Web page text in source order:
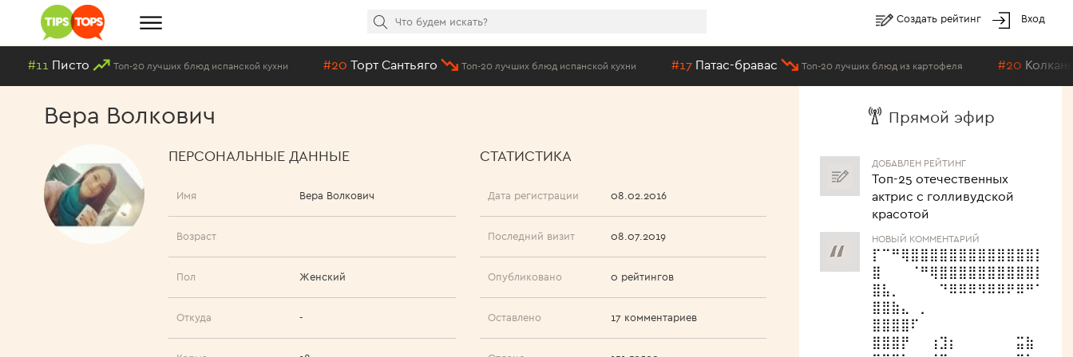
Создать рейтинг Вход
Писто Топ-20 лучших блюд испанской кухни Торт Сантьяго Топ-20 лучших блюд испанской кухни Патас-бравас Топ-20 лучших блюд из картофеля Колканнон
Вера Волкович
ПЕРСОНАЛЬНЫЕ ДАННЫЕ
Имя Вера Волкович
Возраст
Пол Женский
Откуда -
СТАТИСТИКА
Дата регистрации 08.02.2016
Последний визит 08.07.2019
Опубликовано 0 рейтингов
Оставлено 17 комментариев
Прямой эфир
Сага Норен (София Хелин)
Лучший сериальный персонаж в
ДОБАВЛЕН РЕЙТИНГ
Топ-25 отечественных
актрис с голливудской
красотой
НОВЫЙ КОММЕНТАРИЙ